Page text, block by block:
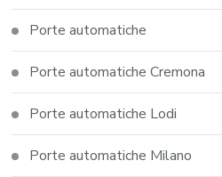
Porte automatiche
Porte automatiche Cremona
Porte automatiche Lodi
Porte automatiche Milano